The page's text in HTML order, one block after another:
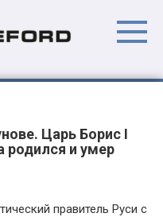
Царь Борис I
родился и умер
правитель Руси с